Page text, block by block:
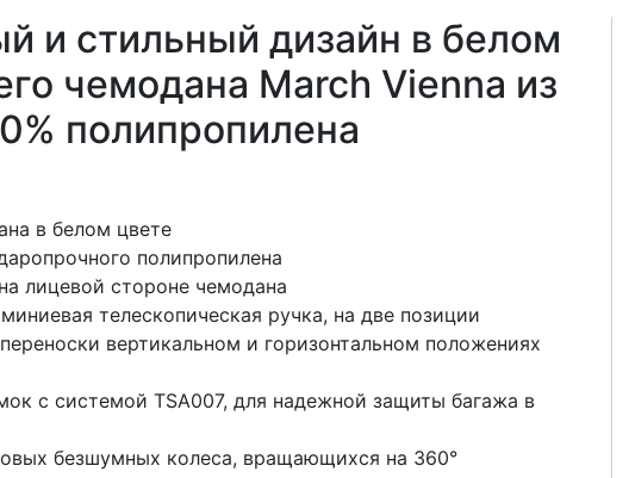
и стильный дизайн в белом
чемодана March Vienna из
полипропилена
в белом цвете
полипропилена
лицевой стороне чемодана
телескопическая ручка, на две позиции
вертикальном и горизонтальном положениях
с системой TSA007, для надежной защиты багажа в
безшумных колеса, вращающихся на 360°